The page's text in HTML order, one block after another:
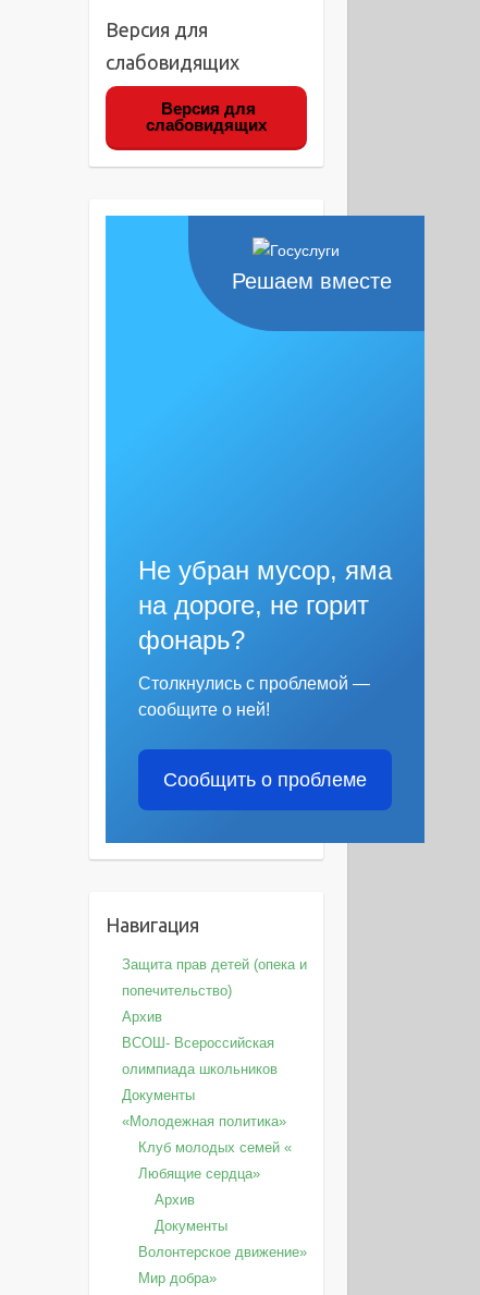
Версия для
слабовидящих
Версия для
слабовидящих
Решаем вместе
Не убран мусор, яма
на дороге, не горит
фонарь?
Столкнулись с проблемой —
сообщите о ней!
Сообщить о проблеме
Навигация
Защита прав детей (опека и
попечительство)
Архив
ВСОШ- Всероссийская
олимпиада школьников
Документы
«Молодежная политика»
Клуб молодых семей «
Любящие сердца»
Архив
Документы
Волонтерское движение»
Мир добра»